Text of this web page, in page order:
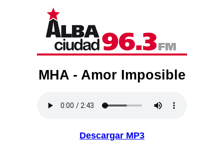
MHA - Amor Imposible
Descargar MP3